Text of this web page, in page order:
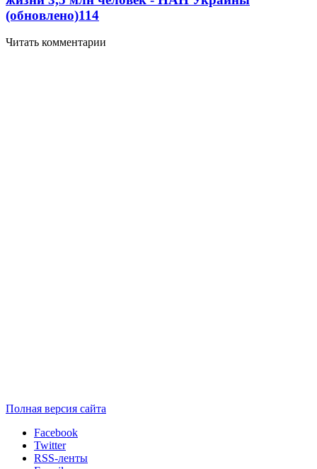
(обновлено)114
Читать комментарии
Полная версия сайта
Facebook
Twitter
RSS-ленты